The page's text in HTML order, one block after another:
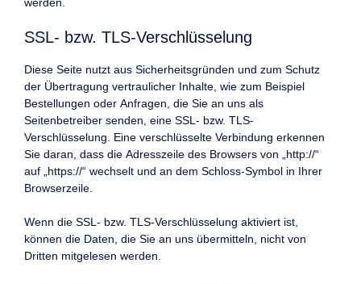
werden.
SSL- bzw. TLS-Verschlüsselung
Diese Seite nutzt aus Sicherheitsgründen und zum Schutz
der Übertragung vertraulicher Inhalte, wie zum Beispiel
Bestellungen oder Anfragen, die Sie an uns als
Seitenbetreiber senden, eine SSL- bzw. TLS-
Verschlüsselung. Eine verschlüsselte Verbindung erkennen
Sie daran, dass die Adresszeile des Browsers von „http://“
auf „https://“ wechselt und an dem Schloss-Symbol in Ihrer
Browserzeile.
Wenn die SSL- bzw. TLS-Verschlüsselung aktiviert ist,
können die Daten, die Sie an uns übermitteln, nicht von
Dritten mitgelesen werden.